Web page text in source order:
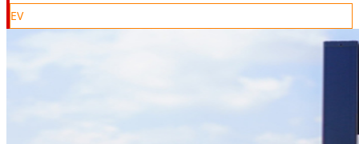
EV